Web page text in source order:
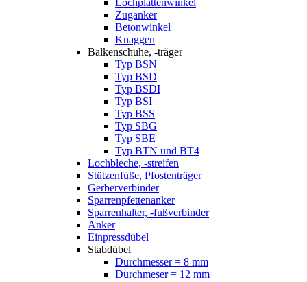
Lochplattenwinkel
Zuganker
Betonwinkel
Knaggen
Balkenschuhe, -träger
Typ BSN
Typ BSD
Typ BSDI
Typ BSI
Typ BSS
Typ SBG
Typ SBE
Typ BTN und BT4
Lochbleche, -streifen
Stützenfüße, Pfostenträger
Gerberverbinder
Sparrenpfettenanker
Sparrenhalter, -fußverbinder
Anker
Einpressdübel
Stabdübel
Durchmesser = 8 mm
Durchmeser = 12 mm